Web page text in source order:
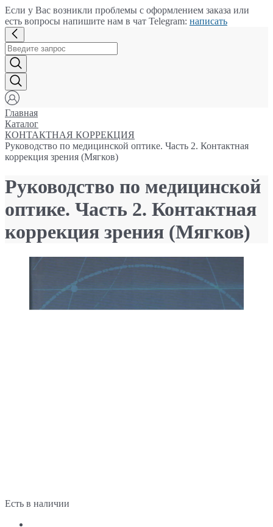
Если у Вас возникли проблемы с оформлением заказа или
есть вопросы напишите нам в чат Telegram: написать
Главная
Каталог
КОНТАКТНАЯ КОРРЕКЦИЯ
Руководство по медицинской оптике. Часть 2. Контактная
коррекция зрения (Мягков)
Руководство по медицинской
оптике. Часть 2. Контактная
коррекция зрения (Мягков)
Есть в наличии